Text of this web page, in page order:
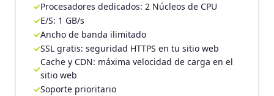
Procesadores dedicados: 2 Núcleos de CPU
E/S: 1 GB/s
Ancho de banda ilimitado
SSL gratis: seguridad HTTPS en tu sitio web
Cache y CDN: máxima velocidad de carga en el
sitio web
Soporte prioritario